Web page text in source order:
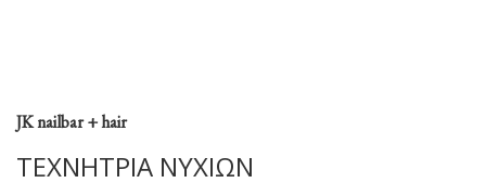
JK nailbar + hair
ΤΕΧΝΗΤΡΙΑ ΝΥΧΙΩΝ